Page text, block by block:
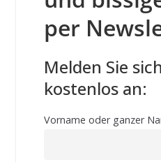
per
Melden Sie
kostenlos an:
Vorname oder ganzer